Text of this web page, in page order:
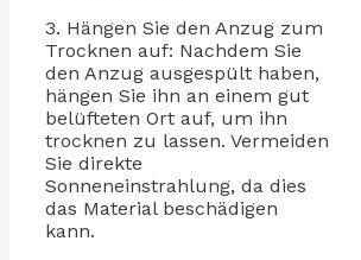
3. Hängen Sie den Anzug zum
Trocknen auf: Nachdem Sie
den Anzug ausgespült haben,
hängen Sie ihn an einem gut
belüfteten Ort auf, um ihn
trocknen zu lassen. Vermeiden
Sie direkte
Sonneneinstrahlung, da dies
das Material beschädigen
kann.